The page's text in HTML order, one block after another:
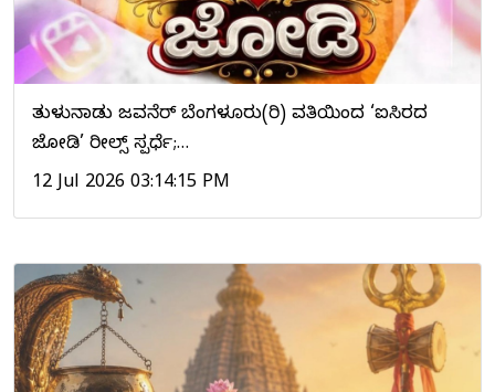
ತುಳುನಾಡು ಜವನೆರ್ ಬೆಂಗಳೂರು(ರಿ) ವತಿಯಿಂದ ‘ಐಸಿರದ
ಜೋಡಿ’ ರೀಲ್ಸ್ ಸ್ಪರ್ಧೆ;…
12 Jul 2026 03:14:15 PM